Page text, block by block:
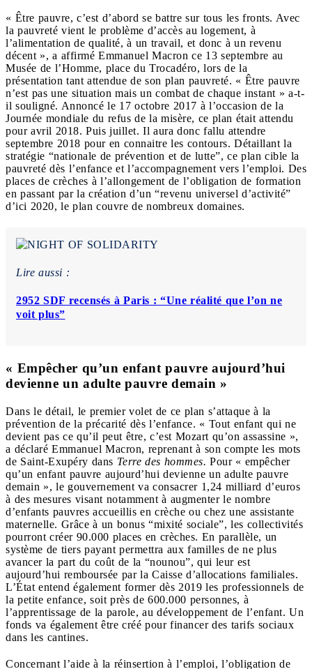
« Être pauvre, c’est d’abord se battre sur tous les fronts. Avec
la pauvreté vient le problème d’accès au logement, à
l’alimentation de qualité, à un travail, et donc à un revenu
décent », a affirmé Emmanuel Macron ce 13 septembre au
Musée de l’Homme, place du Trocadéro, lors de la
présentation tant attendue de son plan pauvreté. « Être pauvre
n’est pas une situation mais un combat de chaque instant » a-t-
il souligné. Annoncé le 17 octobre 2017 à l’occasion de la
Journée mondiale du refus de la misère, ce plan était attendu
pour avril 2018. Puis juillet. Il aura donc fallu attendre
septembre 2018 pour en connaitre les contours. Détaillant la
stratégie “nationale de prévention et de lutte”, ce plan cible la
pauvreté dès l’enfance et l’accompagnement vers l’emploi. Des
places de crèches à l’allongement de l’obligation de formation
en passant par la création d’un “revenu universel d’activité”
d’ici 2020, le plan couvre de nombreux domaines.
Lire aussi :
2952 SDF recensés à Paris : “Une réalité que l’on ne
voit plus”
« Empêcher qu’un enfant pauvre aujourd’hui
devienne un adulte pauvre demain »
Dans le détail, le premier volet de ce plan s’attaque à la
prévention de la précarité dès l’enfance. « Tout enfant qui ne
devient pas ce qu’il peut être, c’est Mozart qu’on assassine »,
a déclaré Emmanuel Macron, reprenant à son compte les mots
de Saint-Exupéry dans Terre des hommes. Pour « empêcher
qu’un enfant pauvre aujourd’hui devienne un adulte pauvre
demain », le gouvernement va consacrer 1,24 milliard d’euros
à des mesures visant notamment à augmenter le nombre
d’enfants pauvres accueillis en crèche ou chez une assistante
maternelle. Grâce à un bonus “mixité sociale”, les collectivités
pourront créer 90.000 places en crèches. En parallèle, un
système de tiers payant permettra aux familles de ne plus
avancer la part du coût de la “nounou”, qui leur est
aujourd’hui remboursée par la Caisse d’allocations familiales.
L’État entend également former dès 2019 les professionnels de
la petite enfance, soit près de 600.000 personnes, à
l’apprentissage de la parole, au développement de l’enfant. Un
fonds va également être créé pour financer des tarifs sociaux
dans les cantines.
Concernant l’aide à la réinsertion à l’emploi, l’obligation de